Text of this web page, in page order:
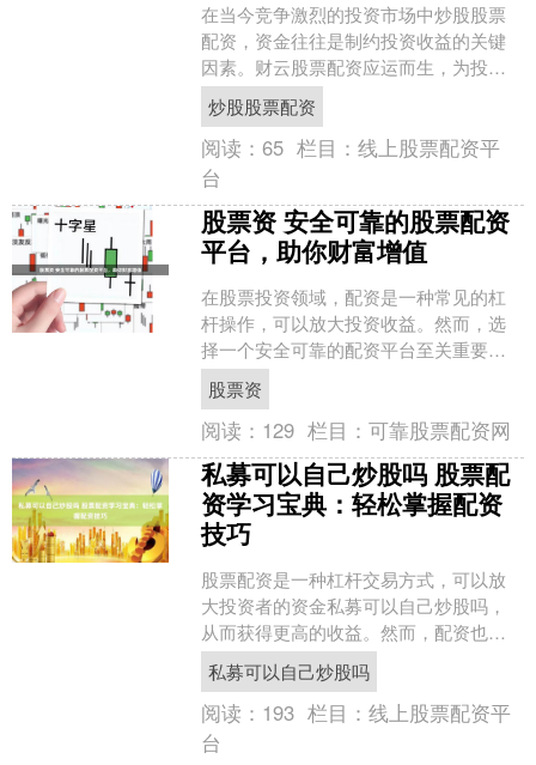
在当今竞争激烈的投资市场中炒股股票
配资，资金往往是制约投资收益的关键
因素。财云股票配资应运而生，为投资
者提供了解锁资金杠杆的绝佳途径，助
其投资腾飞。 * **放....
炒股股票配资
阅读：65 栏目：线上股票配资平
台
股票资 安全可靠的股票配资
平台，助你财富增值
在股票投资领域，配资是一种常见的杠
杆操作，可以放大投资收益。然而，选
择一个安全可靠的配资平台至关重要，
以保障资金安全和投资收益。 1. 放大收
益：通过借入资金进....
股票资
阅读： 129 栏目：可靠股票配资网
私募可以自己炒股吗 股票配
资学习宝典：轻松掌握配资
技巧
股票配资是一种杠杆交易方式，可以放
大投资者的资金私募可以自己炒股吗，
从而获得更高的收益。然而，配资也存
在一定的风险，因此投资者在进行配资
之前，需要充分了解其原理....
私募可以自己炒股吗
阅读： 193 栏目：线上股票配资平
台